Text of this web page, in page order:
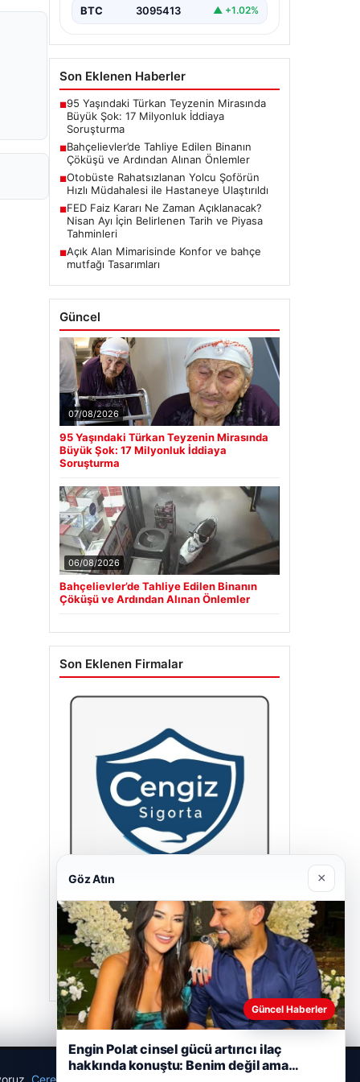
BTC 3095413 ▲ +1.02%
Son Eklenen Haberler
■95 Yaşındaki Türkan Teyzenin Mirasında
Büyük Şok: 17 Milyonluk İddiaya
Soruşturma
■Bahçelievler’de Tahliye Edilen Binanın
Çöküşü ve Ardından Alınan Önlemler
■Otobüste Rahatsızlanan Yolcu Şoförün
Hızlı Müdahalesi ile Hastaneye Ulaştırıldı
■FED Faiz Kararı Ne Zaman Açıklanacak?
Nisan Ayı İçin Belirlenen Tarih ve Piyasa
Tahminleri
■Açık Alan Mimarisinde Konfor ve bahçe
mutfağı Tasarımları
Güncel
07/08/2026
95 Yaşındaki Türkan Teyzenin Mirasında
Büyük Şok: 17 Milyonluk İddiaya
Soruşturma
06/08/2026
Bahçelievler’de Tahliye Edilen Binanın
Çöküşü ve Ardından Alınan Önlemler
Son Eklenen Firmalar
Cengiz Sigorta
23/06/2026
Çerez Politikamız
Göz Atın ×
Güncel Haberler
Engin Polat cinsel gücü artırıcı ilaç
hakkında konuştu: Benim değil ama…